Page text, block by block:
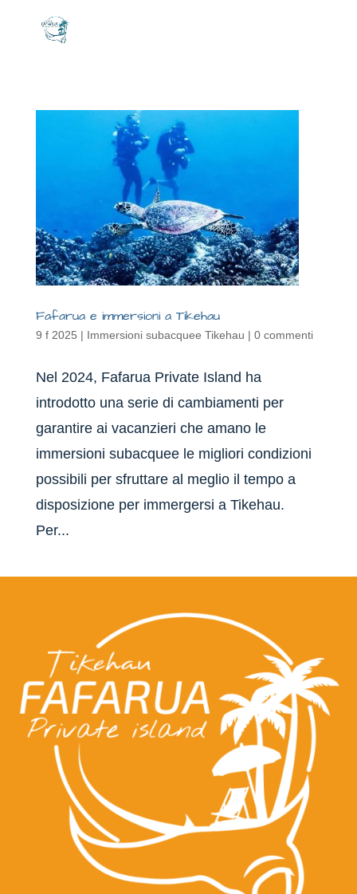
Fafarua e immersioni a Tikehau
9 f 2025 | Immersioni subacquee Tikehau | 0 commenti
Nel 2024, Fafarua Private Island ha
introdotto una serie di cambiamenti per
garantire ai vacanzieri che amano le
immersioni subacquee le migliori condizioni
possibili per sfruttare al meglio il tempo a
disposizione per immergersi a Tikehau.
Per...